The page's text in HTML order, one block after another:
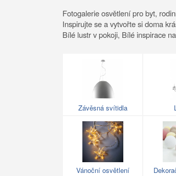
Fotogalerie osvětlení pro byt,
Inspirujte se a vytvořte si doma
Bílé lustr v pokoji, Bílé inspirace
Závěsná svítidla
Vánoční osvětlení